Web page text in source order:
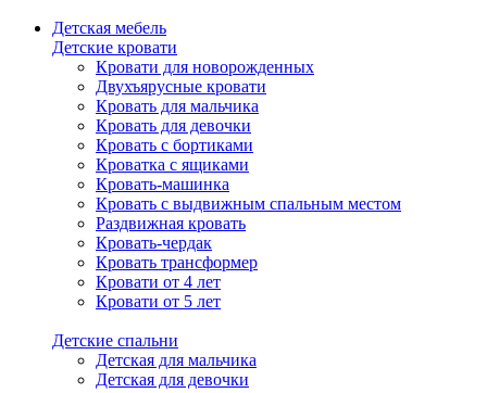
Детская мебель
Детские кровати
Кровати для новорожденных
Двухъярусные кровати
Кровать для мальчика
Кровать для девочки
Кровать с бортиками
Кроватка с ящиками
Кровать-машинка
Кровать с выдвижным спальным местом
Раздвижная кровать
Кровать-чердак
Кровать трансформер
Кровати от 4 лет
Кровати от 5 лет
Детские спальни
Детская для мальчика
Детская для девочки